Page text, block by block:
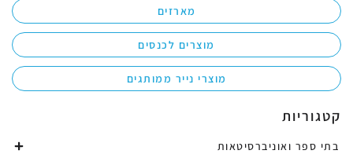
מארזים
מוצרים לכנסים
מוצרי נייר ממותגים
קטגוריות
בתי ספר ואוניברסיטאות